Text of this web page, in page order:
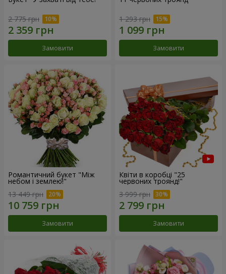
2 775 грн
Замовити
1 293 грн
Замовити
Романтичний букет "Між
небом і землею!"
13 449 грн
Замовити
Квіти в коробці "25
червоних троянд!"
3 999 грн
Замовити